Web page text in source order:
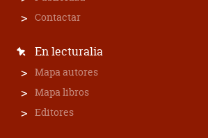
Contactar
En lecturalia
Mapa autores
Mapa libros
Editores